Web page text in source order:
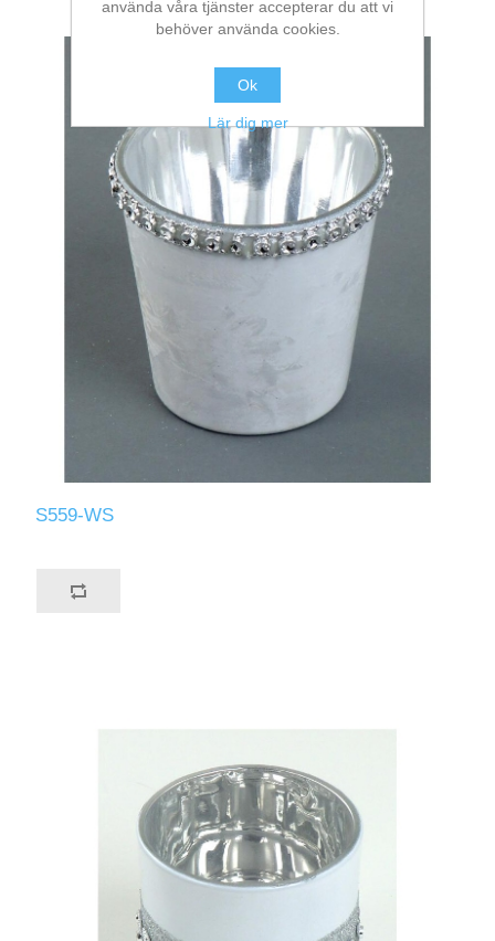
S559-WS
använda våra tjänster accepterar du att vi
behöver använda cookies.
Ok
Lär dig mer